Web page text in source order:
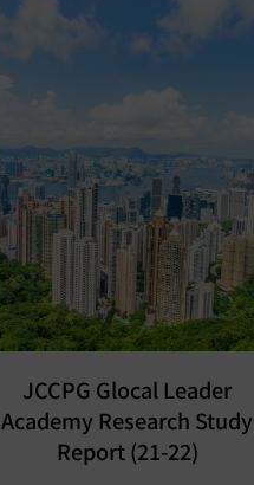
JCCPG Glocal Leader
Academy Research Study
Report (21-22)